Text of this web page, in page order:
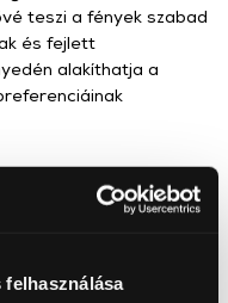
teszi a fények szabad
és fejlett
alakíthatja a